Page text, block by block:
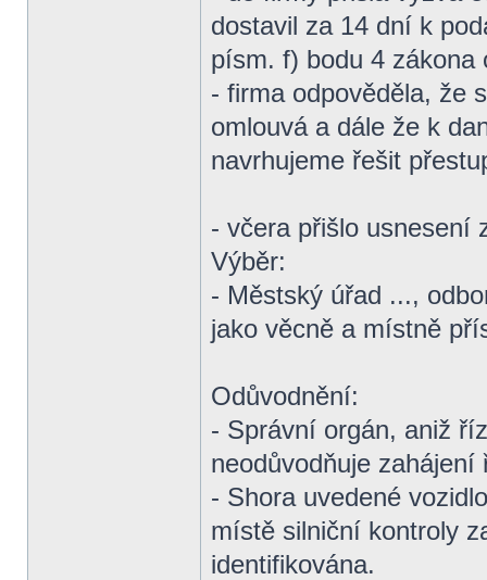
dostavil za 14 dní k
písm. f) bodu 4 zákona
- firma odpověděla, že
omlouvá a dále že k
navrhujeme řešit
- včera přišlo usnesení
Výběr:
- Městský úřad ...,
jako věcně a místně
Odůvodnění:
- Správní orgán, aniž
neodůvodňuje
- Shora uvedené
místě silniční kontroly
identifikována.